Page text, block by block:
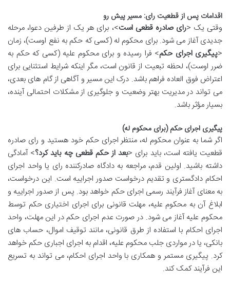
اقدامات پس از قطعیت رای: مسیر پیش رو
وقتی یک <رای صادره قطعی است>، برای هر یک از طرفین دعوا، مرحله
جدیدی آغاز می شود. برای محکوم له (کسی که حکم به نفع اوست)، زمان
<پیگیری اجرای حکم> فرا رسیده و برای محکوم علیه (کسی که حکم به
ضرر اوست)، لحظه تبعیت از قانون است، مگر اینکه شرایط استثنایی برای
اعتراض فوق العاده فراهم باشد. درک این مسیر و آگاهی از گام های بعدی،
می تواند در مدیریت بهتر وضعیت و جلوگیری از مشکلات احتمالی آینده،
بسیار مؤثر باشد.
پیگیری اجرای حکم (برای محکوم له)
اگر شما به عنوان محکوم له، منتظر اجرای حکم خود هستید و رای صادره
قطعیت یافته است، باید برای <بعد از حکم قطعی چه باید کرد؟> آمادگی
داشته باشید. اولین قدم، مراجعه به دادگاه صادرکننده رای یا واحد اجرای
احکام دادگستری و تقدیم درخواست صدور اجراییه است. این درخواست،
به معنای آغاز فرآیند رسمی اجرای حکم خواهد بود. پس از صدور اجراییه و
ابلاغ آن به محکوم علیه، مهلت قانونی برای اجرای اختیاری حکم توسط
محکوم علیه آغاز می شود. در صورت عدم اجرای حکم در این مهلت، واحد
اجرای احکام با استفاده از طرق قانونی، مانند توقیف اموال، حساب های
بانکی، یا در مواردی جلب محکوم علیه، اقدام به اجرای اجباری حکم خواهد
کرد. پیگیری مستمر و همکاری با واحد اجرای احکام، می تواند به تسریع
این فرآیند کمک کند.